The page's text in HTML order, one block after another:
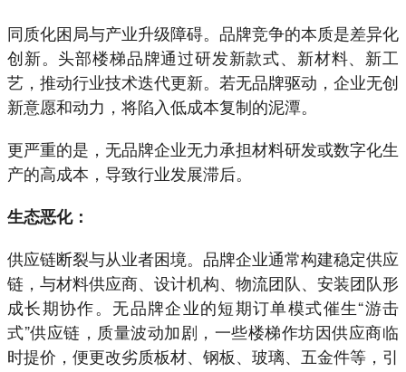
同质化困局与产业升级障碍。品牌竞争的本质是差异化
创新。头部楼梯品牌通过研发新款式、新材料、新工
艺，推动行业技术迭代更新。若无品牌驱动，企业无创
新意愿和动力，将陷入低成本复制的泥潭。
更严重的是，无品牌企业无力承担材料研发或数字化生
产的高成本，导致行业发展滞后。
生态恶化：
供应链断裂与从业者困境。品牌企业通常构建稳定供应
链，与材料供应商、设计机构、物流团队、安装团队形
成长期协作。无品牌企业的短期订单模式催生“游击
式”供应链，质量波动加剧，一些楼梯作坊因供应商临
时提价，便更改劣质板材、钢板、玻璃、五金件等，引